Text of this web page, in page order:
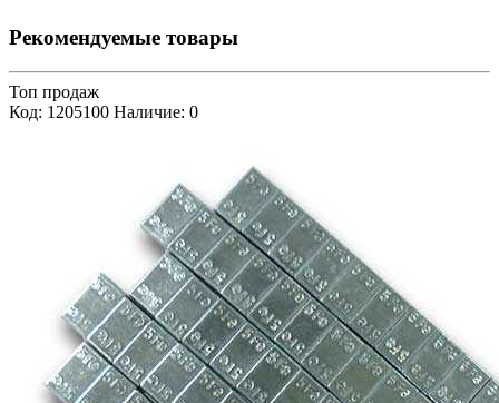
Рекомендуемые товары
Топ продаж
Код: 1205100 Наличие: 0